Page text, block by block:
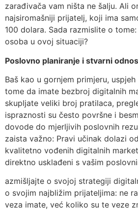
zarađivača vam ništa ne šalju. Ali
najsiromašniji prijatelj, koji ima
100 dolara. Sada razmislite o
osoba u ovoj situaciji?
Poslovno planiranje i stvarni
Baš kao u gornjem primjeru,
tome da imate bezbroj digitalnih
skupljate veliki broj pratilaca,
ispraznosti su često površne i
dovode do mjerljivih poslovnih
zaista važno: Pravi učinak dolazi
kvalitetno vođenih digitalnih
direktno usklađeni s vašim
azmišljajte o svojoj strategiji
o svojim najbližim prijateljima: ne
veza imate, već koliko su te veze